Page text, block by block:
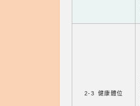
2-3 健康體位